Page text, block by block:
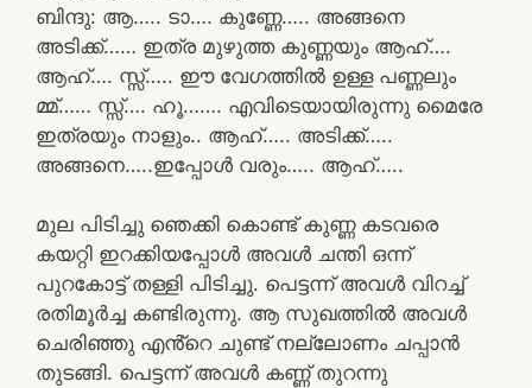
ബിന്ദു: ആ….. ടാ…. കുണ്ണേ….. അങ്ങനെ
അടിക്ക്…… ഇത്ര മുഴുത്ത കുണ്ണയും ആഹ്….
ആഹ്…. സ്സ്‌….. ഈ വേഗത്തിൽ ഉള്ള പണ്ണലും
മ്മ്…… സ്സ്…. ഹൂ……. എവിടെയായിരുന്നു മൈരേ
ഇത്രയും നാളും.. ആഹ്….. അടിക്ക്…..
അങ്ങനെ…..ഇപ്പോൾ വരും….. ആഹ്…..
മുല പിടിച്ചു ഞെക്കി കൊണ്ട് കുണ്ണ കടവരെ
കയറ്റി ഇറക്കിയപ്പോൾ അവൾ ചന്തി ഒന്ന്
പുറകോട്ട് തള്ളി പിടിച്ചു. പെട്ടന്ന് അവൾ വിറച്ച്
രതിമൂർച്ച കണ്ടിരുന്നു. ആ സുഖത്തിൽ അവൾ
ചെരിഞ്ഞു എൻ്റെ ചുണ്ട് നല്ലോണം ചപ്പാൻ
തുടങ്ങി. പെട്ടന്ന് അവൾ കണ്ണ് തുറന്നു